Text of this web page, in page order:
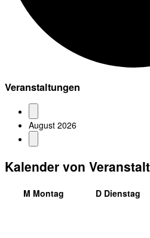
Veranstaltungen
August 2026
Kalender von
M Montag D Dienstag